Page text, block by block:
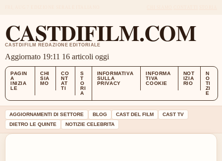
CASTDIFILM.COM
CASTDIFILM REDAZIONE EDITORIALE
Aggiornato 19:11 16 articoli oggi
PAGIN
A
INIZIA
LE
CHI
SIA
MO
CO
NT
AT
TI
S
T
O
RI
A
INFORMATIVA
SULLA
PRIVACY
INFORMA
TIVA
COOKIE
NOT
IZIA
RIO
N
O
TI
ZI
E
AGGIORNAMENTI DI SETTORE BLOG CAST DEL FILM
CAST TV
DIETRO LE QUINTE
NOTIZIE CELEBRITA